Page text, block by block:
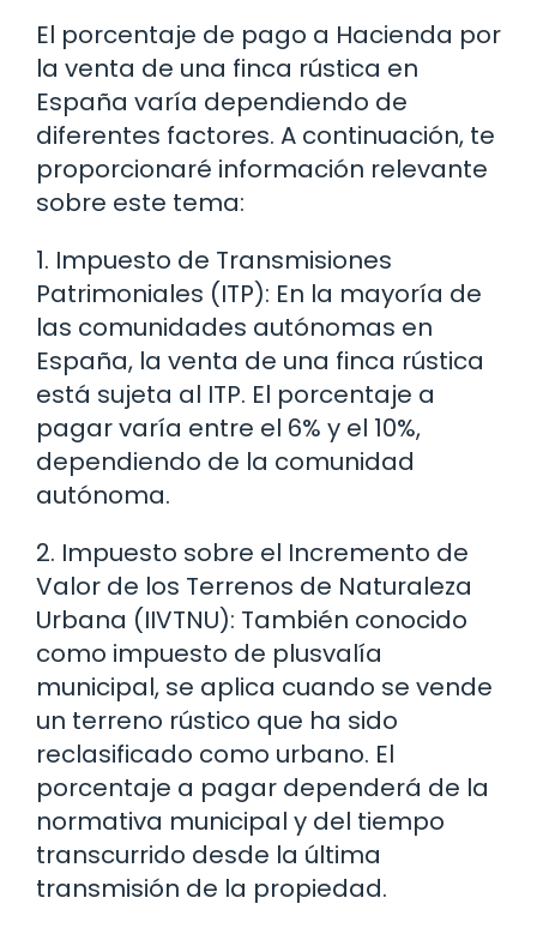
El porcentaje de pago a Hacienda por
la venta de una finca rústica en
España varía dependiendo de
diferentes factores. A continuación, te
proporcionaré información relevante
sobre este tema:
1. Impuesto de Transmisiones
Patrimoniales (ITP): En la mayoría de
las comunidades autónomas en
España, la venta de una finca rústica
está sujeta al ITP. El porcentaje a
pagar varía entre el 6% y el 10%,
dependiendo de la comunidad
autónoma.
2. Impuesto sobre el Incremento de
Valor de los Terrenos de Naturaleza
Urbana (IIVTNU): También conocido
como impuesto de plusvalía
municipal, se aplica cuando se vende
un terreno rústico que ha sido
reclasificado como urbano. El
porcentaje a pagar dependerá de la
normativa municipal y del tiempo
transcurrido desde la última
transmisión de la propiedad.